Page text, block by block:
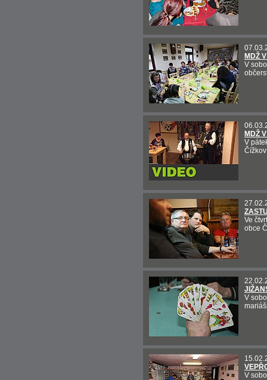
MDŽ
V
MDŽ
V
Ve
obce
V
V